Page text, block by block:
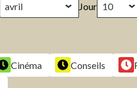
Jour
Cinéma Conseils